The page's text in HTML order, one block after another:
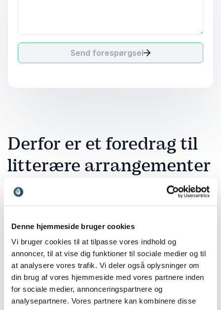
Denne hjemmeside bruger cookies
Vi bruger cookies til at tilpasse vores indhold og
annoncer, til at vise dig funktioner til sociale medier og til
at analysere vores trafik. Vi deler også oplysninger om
din brug af vores hjemmeside med vores partnere inden
for sociale medier, annonceringspartnere og
analysepartnere. Vores partnere kan kombinere disse
Send forespørgsel
Derfor er et foredrag til
litterære arrangementer
en god investering
rækker ud over bogen og ind i forfatterens
virkelighed. Det skaber forståelse for proces,
stemmer, temaer og faglighed, og giver publikum en
dybere forbindelse til værkerne. Et foredrag kan både
styrke læselyst, kulturel indsigt og refleksion.
Samtidig skaber det et engagerende fællesskab
omkring litteraturen, der kan inspirere både nye og